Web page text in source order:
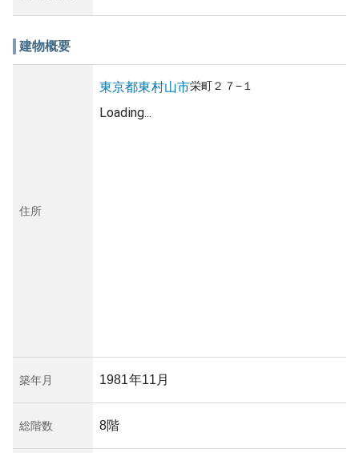
建物概要
住所
東京都東村山市栄町２７−１
Loading...
築年月 1981年11月
総階数 8階